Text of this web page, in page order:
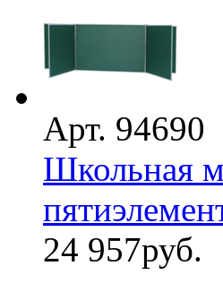
Арт. 94690
Школьная
24 957руб.